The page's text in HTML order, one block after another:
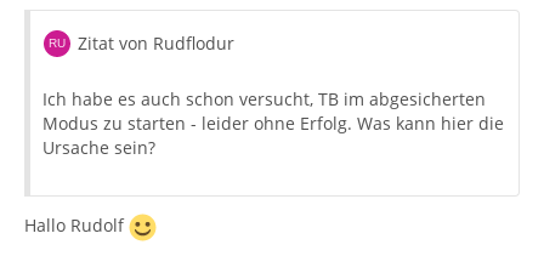
Zitat von Rudflodur
Ich habe es auch schon versucht, TB im abgesicherten
Modus zu starten - leider ohne Erfolg. Was kann hier die
Ursache sein?
Hallo Rudolf